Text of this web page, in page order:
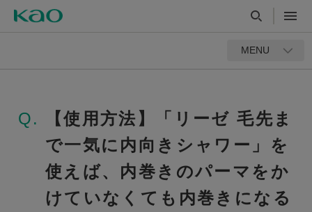
MENU
Q.
【使用方法】「リーゼ 毛先ま
で一気に内向きシャワー」を
使えば、内巻きのパーマをか
けていなくても内巻きになる